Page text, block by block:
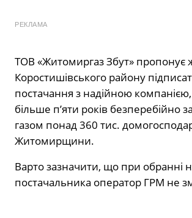
РЕКЛАМА
ТОВ «Житомиргаз Збут» пропонує
Коростишівського району
постачання з надійною
більше п’яти років безперебійно
газом понад 360 тис.
Житомирщини.
Варто зазначити, що при обранні
постачальника оператор ГРМ не